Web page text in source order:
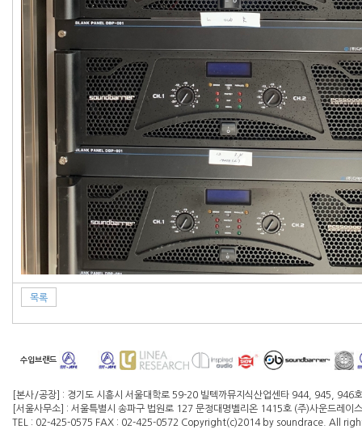
목록
수입브랜드
[본사/공장] : 경기도 시흥시 서울대학로 59-20 빌텍까뮤지식산업센타 944, 945, 946호
[서울사무소] : 서울특별시 송파구 법원로 127 문정대명벨리온 1415호 (주)사운드레
TEL : 02-425-0575 FAX : 02-425-0572 Copyright(c)2014 by soundrace. All